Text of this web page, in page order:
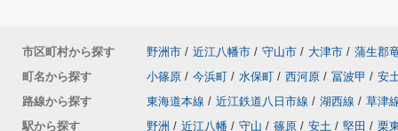
市区町村から探す 野洲市 / 近江八幡市 / 守山市 / 大津市 / 蒲生郡
町名から探す
小篠原 / 今浜町 / 水保町 / 西河原 / 冨波甲 / 安
路線から探す
東海道本線 / 近江鉄道八日市線 / 湖西線 / 草津
駅から探す
野洲 / 近江八幡 / 守山 / 篠原 / 安土 / 堅田 / 栗